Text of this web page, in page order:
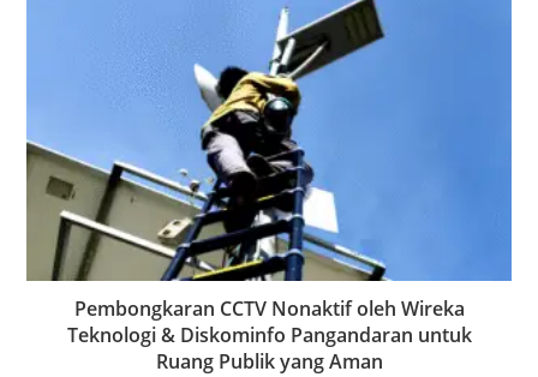
Pembongkaran CCTV Nonaktif oleh Wireka
Teknologi & Diskominfo Pangandaran untuk
Ruang Publik yang Aman